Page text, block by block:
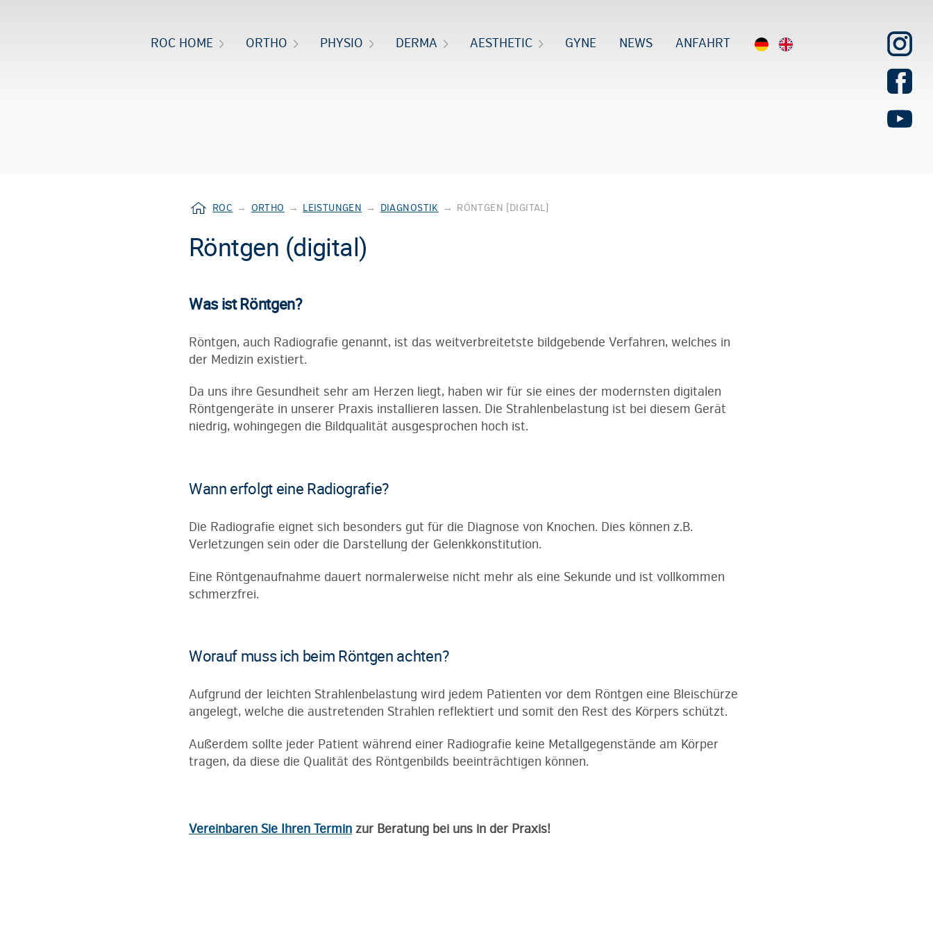
ROC HOME ORTHO PHYSIO DERMA AESTHETIC GYNE NEWS ANFAHRT
ROC → ORTHO → LEISTUNGEN → DIAGNOSTIK → RÖNTGEN (DIGITAL)
Röntgen (digital)
Was ist Röntgen?
Röntgen, auch Radiografie genannt, ist das weitverbreitetste bildgebende Verfahren, welches in
der Medizin existiert.
Da uns ihre Gesundheit sehr am Herzen liegt, haben wir für sie eines der modernsten digitalen
Röntgengeräte in unserer Praxis installieren lassen. Die Strahlenbelastung ist bei diesem Gerät
niedrig, wohingegen die Bildqualität ausgesprochen hoch ist.
Wann erfolgt eine Radiografie?
Die Radiografie eignet sich besonders gut für die Diagnose von Knochen. Dies können z.B.
Verletzungen sein oder die Darstellung der Gelenkkonstitution.
Eine Röntgenaufnahme dauert normalerweise nicht mehr als eine Sekunde und ist vollkommen
schmerzfrei.
Worauf muss ich beim Röntgen achten?
Aufgrund der leichten Strahlenbelastung wird jedem Patienten vor dem Röntgen eine Bleischürze
angelegt, welche die austretenden Strahlen reflektiert und somit den Rest des Körpers schützt.
Außerdem sollte jeder Patient während einer Radiografie keine Metallgegenstände am Körper
tragen, da diese die Qualität des Röntgenbilds beeinträchtigen können.
Vereinbaren Sie Ihren Termin zur Beratung bei uns in der Praxis!